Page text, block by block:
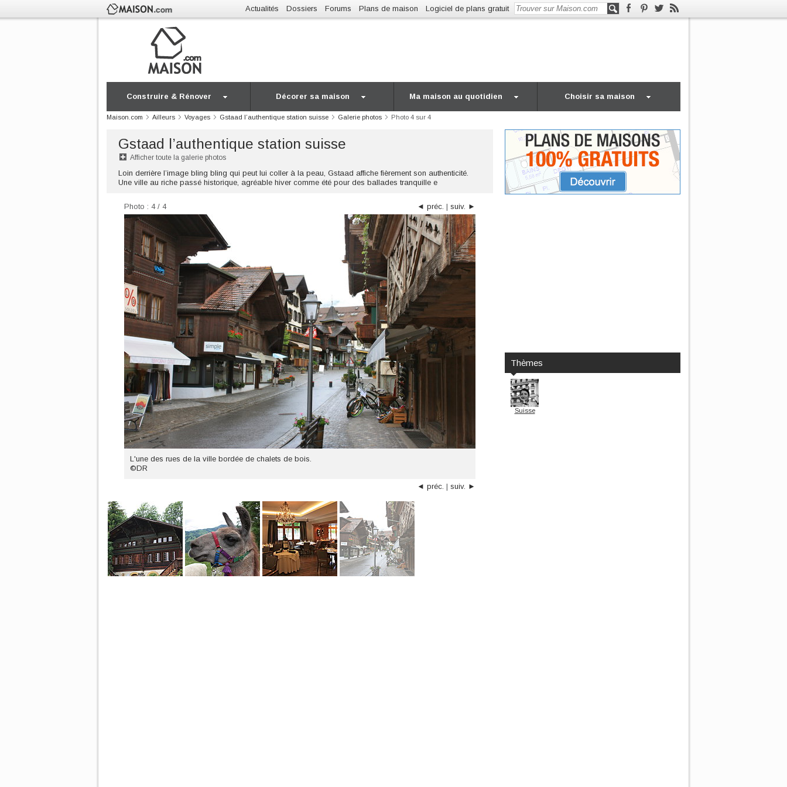
Actualités Dossiers Forums Plans de maison Logiciel de plans gratuit
Construire & Rénover Décorer sa maison Ma maison au quotidien Choisir sa maison
Maison.com Ailleurs Voyages Gstaad l’authentique station suisse Galerie photos Photo 4 sur 4
Gstaad l’authentique station suisse
Afficher toute la galerie photos
Loin derrière l’image bling bling qui peut lui coller à la peau, Gstaad affiche fièrement son authenticité.
Une ville au riche passé historique, agréable hiver comme été pour des ballades tranquille e
◄ préc. | suiv. ►
Photo : 4 / 4
L'une des rues de la ville bordée de chalets de bois.
©DR
◄ préc. | suiv. ►
Thèmes
Suisse